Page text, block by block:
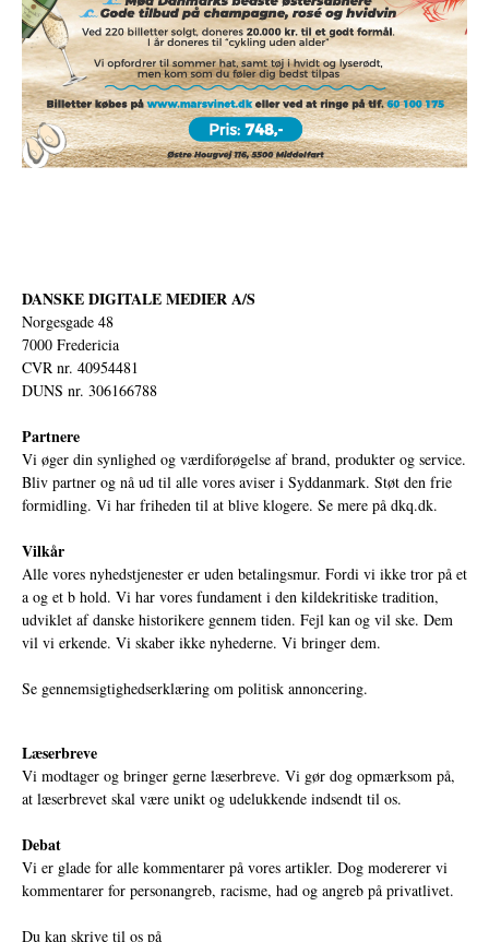
DANSKE DIGITALE MEDIER A/S
Norgesgade 48
7000 Fredericia
CVR nr. 40954481
DUNS nr. 306166788
Partnere
Vi øger din synlighed og værdiforøgelse af brand, produkter og service.
Bliv partner og nå ud til alle vores aviser i Syddanmark. Støt den frie
formidling. Vi har friheden til at blive klogere. Se mere på dkq.dk.
Vilkår
Alle vores nyhedstjenester er uden betalingsmur. Fordi vi ikke tror på et
a og et b hold. Vi har vores fundament i den kildekritiske tradition,
udviklet af danske historikere gennem tiden. Fejl kan og vil ske. Dem
vil vi erkende. Vi skaber ikke nyhederne. Vi bringer dem.
Se gennemsigtighedserklæring om politisk annoncering.
Læserbreve
Vi modtager og bringer gerne læserbreve. Vi gør dog opmærksom på,
at læserbrevet skal være unikt og udelukkende indsendt til os.
Debat
Vi er glade for alle kommentarer på vores artikler. Dog modererer vi
kommentarer for personangreb, racisme, had og angreb på privatlivet.
Du kan skrive til os på